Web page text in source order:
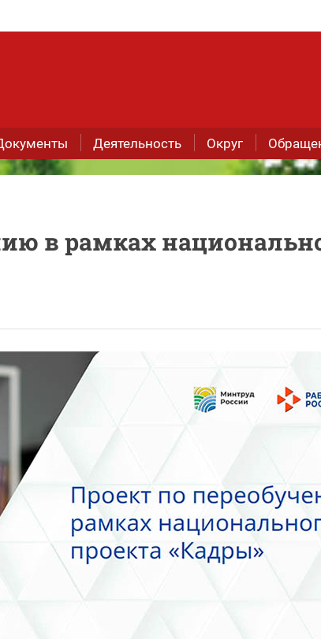
Деятельность Округ
в рамках